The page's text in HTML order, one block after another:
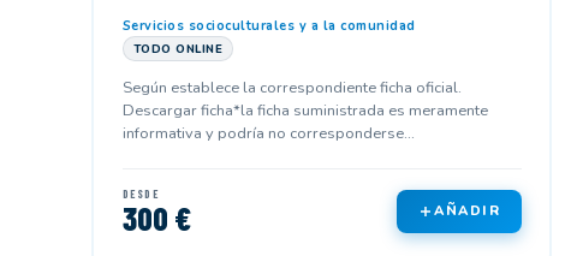
Servicios socioculturales y a la comunidad
TODO ONLINE
Según establece la correspondiente ficha oficial.
Descargar ficha*la ficha suministrada es meramente
informativa y podría no corresponderse...
DESDE
300 € AÑADIR